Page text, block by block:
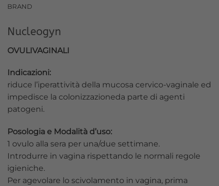
BRAND
Nucleogyn
OVULIVAGINALI
Indicazioni:
riduce l’iperattività della mucosa cervico-vaginale ed
impedisce la colonizzazioneda parte di agenti
patogeni.
Posologia e Modalità d’uso:
1 ovulo alla sera per una/due settimane.
Introdurre in vagina rispettando le normali regole
igieniche.
Per agevolare lo scivolamento in vagina, prima